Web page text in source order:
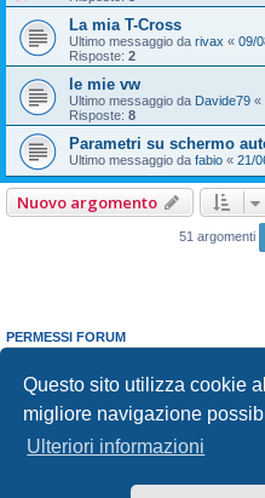
Questo sito utilizza cookie
migliore navigazione
Ulteriori informazioni
La mia T-Cross
Ultimo messaggio da rivax « 09/
Risposte: 2
le mie vw
Ultimo messaggio da Davide79 «
Risposte: 8
Parametri su schermo
Ultimo messaggio da fabio « 21/
Nuovo argomento
51 argomenti
PERMESSI FORUM
Non puoirispondere negli argomenti
Non puoimodificare i tuoi messaggi
Non puoicancellare i tuoi messaggi
Non puoi
inviare allegati